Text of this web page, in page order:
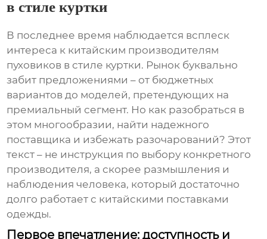
в стиле куртки
В последнее время наблюдается всплеск
интереса к китайским производителям
пуховиков в стиле куртки. Рынок буквально
забит предложениями – от бюджетных
вариантов до моделей, претендующих на
премиальный сегмент. Но как разобраться в
этом многообразии, найти надежного
поставщика и избежать разочарований? Этот
текст – не инструкция по выбору конкретного
производителя, а скорее размышления и
наблюдения человека, который достаточно
долго работает с китайскими поставками
одежды.
Первое впечатление: доступность и